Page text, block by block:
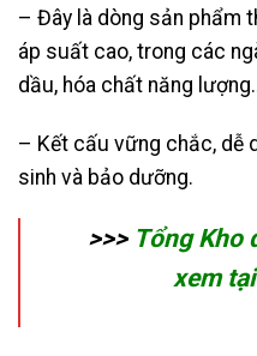
– Đây là dòng sản phẩm
áp suất cao, trong các
dầu, hóa chất năng
– Kết cấu vững chắc, dễ
sinh và bảo dưỡng.
>>> Tổng Kho
xem